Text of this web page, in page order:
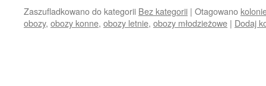
Zaszufladkowano do kategorii Bez kategorii | Otagowano
obozy, obozy konne, obozy letnie, obozy młodzieżowe | Dodaj